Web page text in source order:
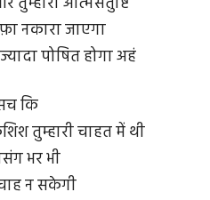
नकारा जाएगा
पोषित होगा अहं
कि
तुम्हारी चाहत में थी
भर भी
न सकेगी